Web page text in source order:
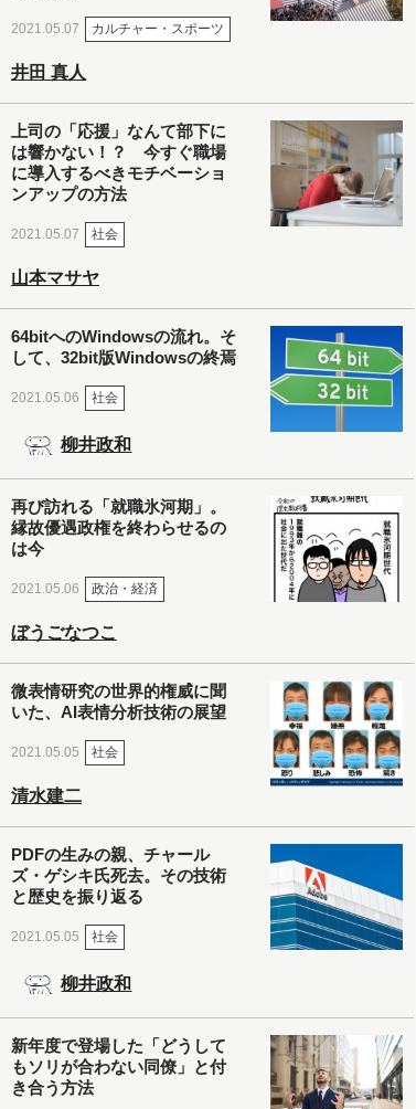
2021.05.07 カルチャー・スポーツ
井田 真人
上司の「応援」なんて部下に
は響かない！？ 今すぐ職場
に導入するべきモチベーショ
ンアップの方法
2021.05.07 社会
山本マサヤ
64bitへのWindowsの流れ。そ
して、32bit版Windowsの終焉
2021.05.06 社会
柳井政和
再び訪れる「就職氷河期」。
縁故優遇政権を終わらせるの
は今
2021.05.06 政治・経済
ぼうごなつこ
微表情研究の世界的権威に聞
いた、AI表情分析技術の展望
2021.05.05 社会
清水建二
PDFの生みの親、チャール
ズ・ゲシキ氏死去。その技術
と歴史を振り返る
2021.05.05 社会
柳井政和
新年度で登場した「どうして
もソリが合わない同僚」と付
き合う方法